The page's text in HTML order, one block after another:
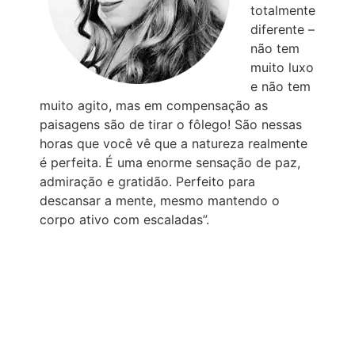
totalmente
diferente –
não tem
muito luxo
e não tem
muito agito, mas em compensação as
paisagens são de tirar o fôlego! São nessas
horas que você vê que a natureza realmente
é perfeita. É uma enorme sensação de paz,
admiração e gratidão. Perfeito para
descansar a mente, mesmo mantendo o
corpo ativo com escaladas”.